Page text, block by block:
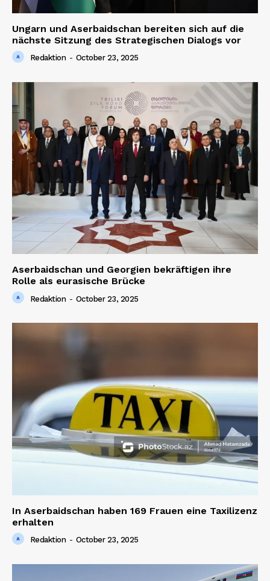
Ungarn und Aserbaidschan bereiten sich auf die
nächste Sitzung des Strategischen Dialogs vor
Redaktion - October 23, 2025
Aserbaidschan und Georgien bekräftigen ihre
Rolle als eurasische Brücke
Redaktion - October 23, 2025
In Aserbaidschan haben 169 Frauen eine Taxilizenz
erhalten
Redaktion - October 23, 2025